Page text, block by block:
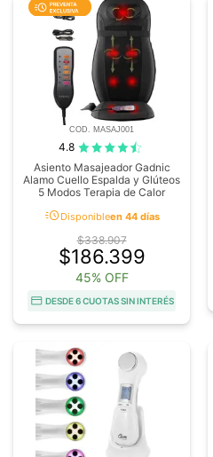
COD. MASAJ001
4.8
Asiento Masajeador Gadnic
Alamo Cuello Espalda y Glúteos
5 Modos Terapia de Calor
acuteDisponibleen 44 días
$338.907
$186.399
45% OFF
DESDE 6 CUOTAS SIN INTERÉS